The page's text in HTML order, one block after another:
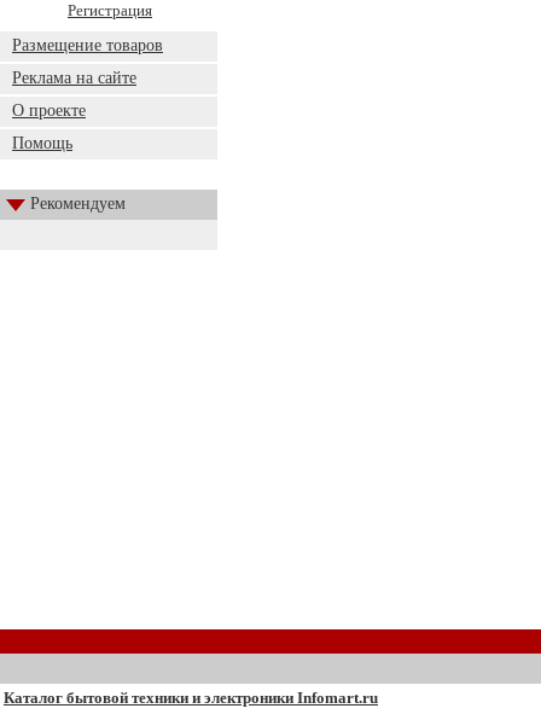
Регистрация
Размещение товаров
Реклама на сайте
О проекте
Помощь
Рекомендуем
Каталог бытовой техники и электроники Infomart.ru